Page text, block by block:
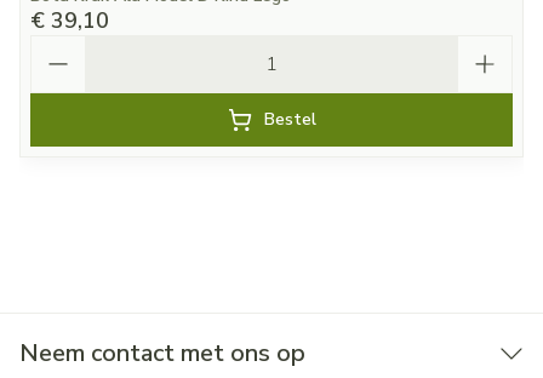
€ 39,10
Bestel
Neem contact met ons op